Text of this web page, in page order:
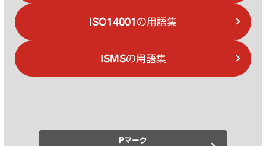
ISO14001 の用語集
ISMSの用語集
Pマーク